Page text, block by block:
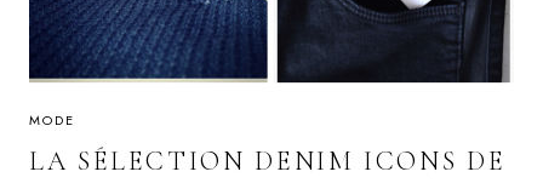
MODE
LA SÉLECTION DENIM ICONS DE